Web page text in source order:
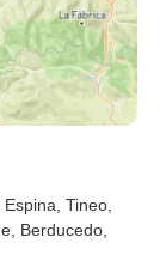
Espina , Tineo
, Berducedo